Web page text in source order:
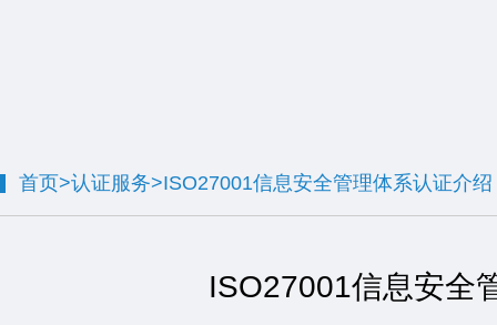
首页>认证服务>ISO27001信息安全管理体系认证介绍
ISO27001信息安全